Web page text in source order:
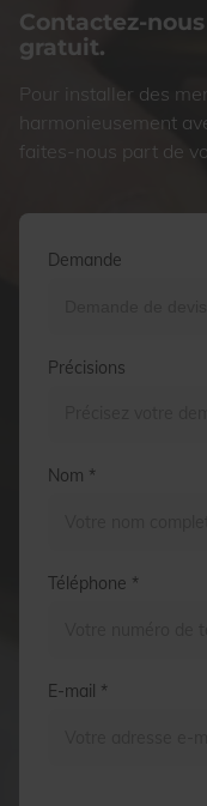
Contactez-
gratuit.
Pour installer des
harmonieusement
faites-nous part de
Demande
Précisions
Nom *
Téléphone *
E-mail *